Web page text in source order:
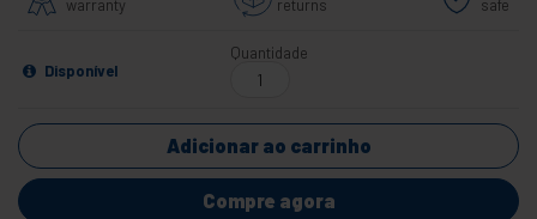
warranty
returns
safe
Disponível
Quantidade
Adicionar ao carrinho
Compre agora